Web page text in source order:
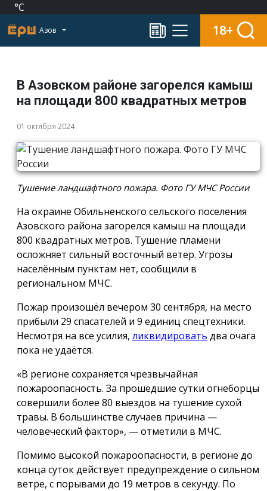
°C
Азов 18+
В Азовском районе загорелся камыш
на площади 800 квадратных метров
01 октября 2024
Тушение ландшафтного пожара. Фото ГУ МЧС России
На окраине Обильненского сельского поселения
Азовского района загорелся камыш на площади
800 квадратных метров. Тушение пламени
осложняет сильный восточный ветер. Угрозы
населённым пунктам нет, сообщили в
региональном МЧС.
Пожар произошёл вечером 30 сентября, на место
прибыли 29 спасателей и 9 единиц спецтехники.
Несмотря на все усилия, ликвидировать два очага
пока не удаётся.
«В регионе сохраняется чрезвычайная
пожароопасность. За прошедшие сутки огнеборцы
совершили более 80 выездов на тушение сухой
травы. В большинстве случаев причина —
человеческий фактор», — отметили в МЧС.
Помимо высокой пожароопасности, в регионе до
конца суток действует предупреждение о сильном
ветре, с порывами до 19 метров в секунду. По